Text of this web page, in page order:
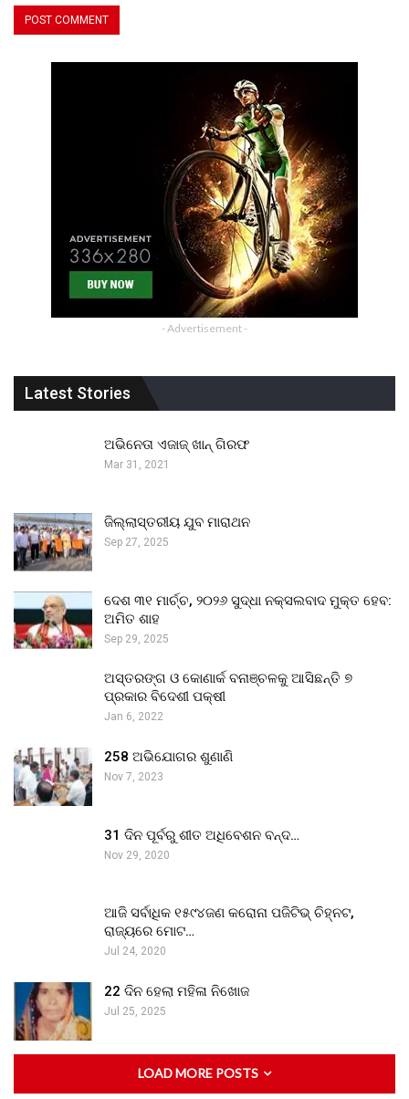
- Advertisement -
Latest Stories
ଅଭିନେତା ଏଜାଜ୍ ଖାନ୍ ଗିରଫ
Mar 31, 2021
ଜିଲ୍ଲାସ୍ତରୀୟ ଯୁବ ମାରାଥନ
Sep 27, 2025
ଦେଶ ୩୧ ମାର୍ଚ୍ଚ, ୨୦୨୬ ସୁଦ୍ଧା ନକ୍ସଲବାଦ ମୁକ୍ତ ହେବ:
ଅମିତ ଶାହ
Sep 29, 2025
ଅସ୍ତରଙ୍ଗ ଓ କୋଣାର୍କ ବନାଞ୍ଚଳକୁ ଆସିଛନ୍ତି ୭
ପ୍ରକାର ବିଦେଶୀ ପକ୍ଷୀ
Jan 6, 2022
258 ଅଭିଯୋଗର ଶୁଣାଣି
Nov 7, 2023
31 ଦିନ ପୂର୍ବରୁ ଶୀତ ଅଧିବେଶନ ବନ୍ଦ…
Nov 29, 2020
ଆଜି ସର୍ବାଧିକ ୧୫୯୪ଜଣ କରୋନା ପଜିଟିଭ୍ ଚିହ୍ନଟ,
ରାଜ୍ୟରେ ମୋଟ…
Jul 24, 2020
22 ଦିନ ହେଲା ମହିଳା ନିଖୋଜ
Jul 25, 2025
LOAD MORE POSTS